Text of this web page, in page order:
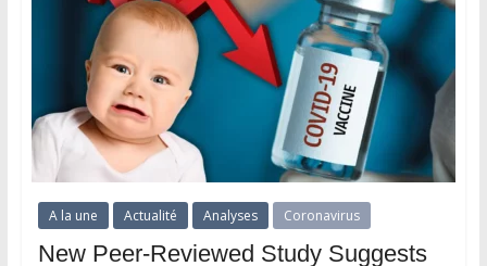
A la une Actualité Analyses Coronavirus
New Peer-Reviewed Study Suggests